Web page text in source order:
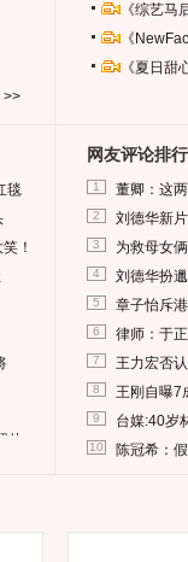
>>
《综艺
《
《夏日
毯
！
片
网友评论排行
1 董卿：这
2 刘德华新
3 为救母女
4 刘德华扮
5 章子怡斥
6 律师：于
7 王力宏否
8 王刚自曝7
9 台媒:40岁
10 陈冠希：